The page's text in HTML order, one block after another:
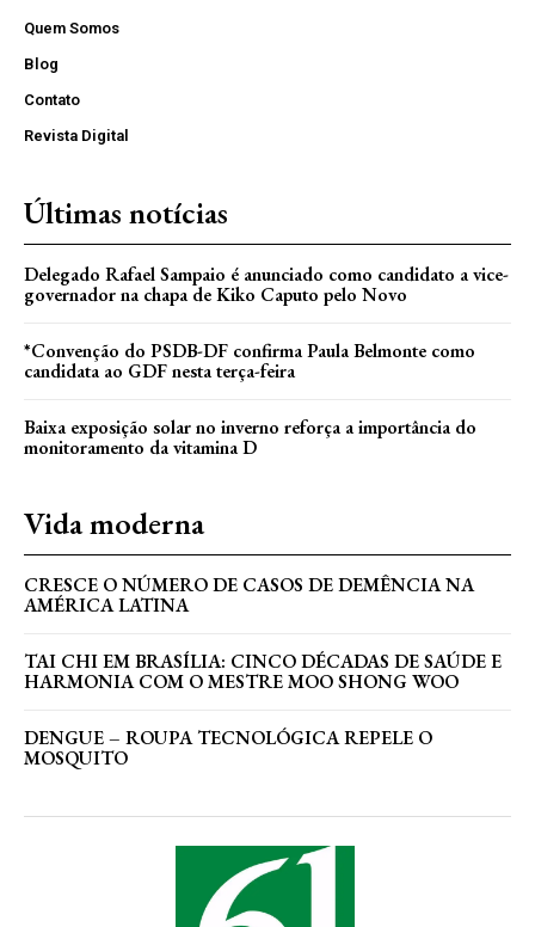
Quem Somos
Blog
Contato
Revista Digital
Últimas notícias
Delegado Rafael Sampaio é anunciado como candidato a vice-
governador na chapa de Kiko Caputo pelo Novo
*Convenção do PSDB-DF confirma Paula Belmonte como
candidata ao GDF nesta terça-feira
Baixa exposição solar no inverno reforça a importância do
monitoramento da vitamina D
Vida moderna
CRESCE O NÚMERO DE CASOS DE DEMÊNCIA NA
AMÉRICA LATINA
TAI CHI EM BRASÍLIA: CINCO DÉCADAS DE SAÚDE E
HARMONIA COM O MESTRE MOO SHONG WOO
DENGUE – ROUPA TECNOLÓGICA REPELE O
MOSQUITO